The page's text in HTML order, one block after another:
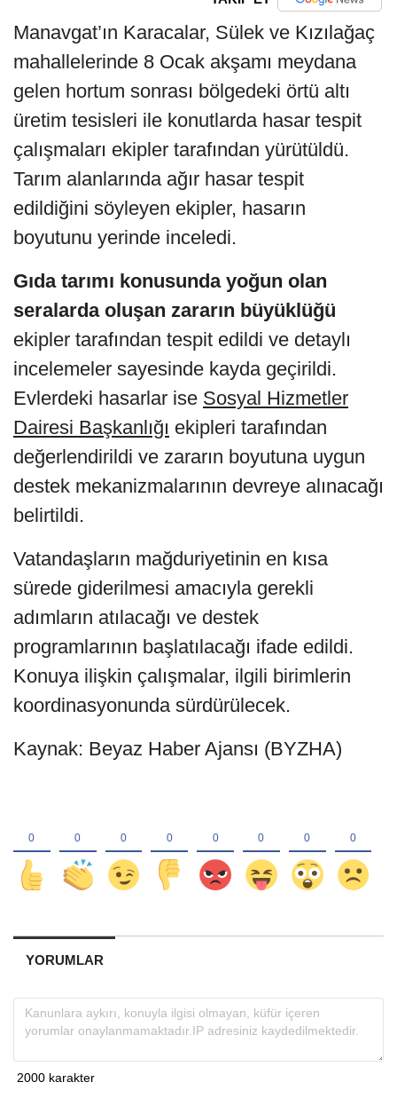
Manavgat’ın Karacalar, Sülek ve Kızılağaç
mahallelerinde 8 Ocak akşamı meydana
gelen hortum sonrası bölgedeki örtü altı
üretim tesisleri ile konutlarda hasar tespit
çalışmaları ekipler tarafından yürütüldü.
Tarım alanlarında ağır hasar tespit
edildiğini söyleyen ekipler, hasarın
boyutunu yerinde inceledi.
Gıda tarımı konusunda yoğun olan
seralarda oluşan zararın büyüklüğü
ekipler tarafından tespit edildi ve detaylı
incelemeler sayesinde kayda geçirildi.
Evlerdeki hasarlar ise Sosyal Hizmetler
Dairesi Başkanlığı ekipleri tarafından
değerlendirildi ve zararın boyutuna uygun
destek mekanizmalarının devreye alınacağı
belirtildi.
Vatandaşların mağduriyetinin en kısa
sürede giderilmesi amacıyla gerekli
adımların atılacağı ve destek
programlarının başlatılacağı ifade edildi.
Konuya ilişkin çalışmalar, ilgili birimlerin
koordinasyonunda sürdürülecek.
Kaynak: Beyaz Haber Ajansı (BYZHA)
YORUMLAR